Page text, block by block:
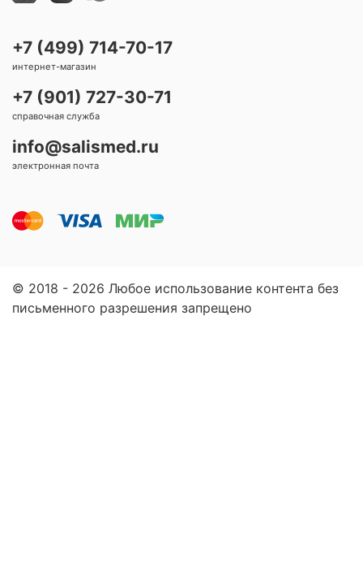
+7 (499) 714-70-17
интернет-магазин
+7 (901) 727-30-71
справочная служба
info@salismed.ru
электронная почта
© 2018 - 2026 Любое использование контента без
письменного разрешения запрещено